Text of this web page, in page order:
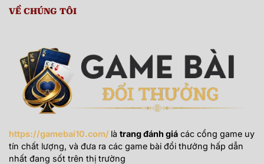
VỀ CHÚNG TÔI
https://gamebai10.com/ là trang đánh giá các cổng game uy
tín chất lượng, và đưa ra các game bài đổi thưởng hấp dẫn
nhất đang sốt trên thị trường